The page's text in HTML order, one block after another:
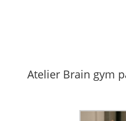
Atelier Brain gym